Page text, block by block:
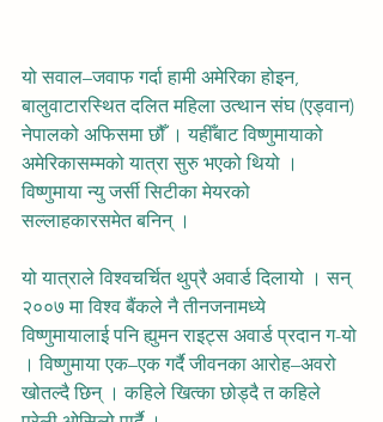
यो सवाल–जवाफ गर्दा हामी अमेरिका होइन,
बालुवाटारस्थित दलित महिला उत्थान संघ (एड्वान)
नेपालको अफिसमा छौँ । यहीँबाट विष्णुमायाको
अमेरिकासम्मको यात्रा सुरु भएको थियो ।
विष्णुमाया न्यु जर्सी सिटीका मेयरको
सल्लाहकारसमेत बनिन् ।
यो यात्राले विश्वचर्चित थुप्रै अवार्ड दिलायो । सन्
२००७ मा विश्व बैंकले नै तीनजनामध्ये
विष्णुमायालाई पनि ह्युमन राइट्स अवार्ड प्रदान ग-यो
। विष्णुमाया एक–एक गर्दै जीवनका आरोह–अवरो
खोतल्दै छिन् । कहिले खित्का छोड्दै त कहिले